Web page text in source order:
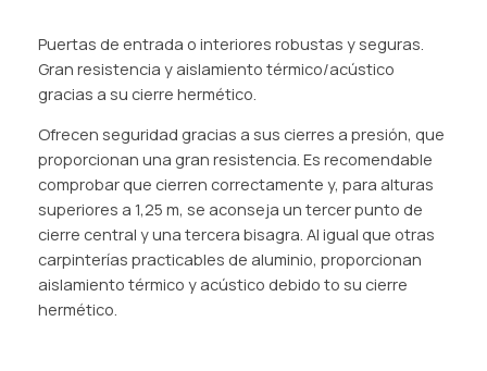
Puertas de entrada o interiores robustas y seguras.
Gran resistencia y aislamiento térmico/acústico
gracias a su cierre hermético.
Ofrecen seguridad gracias a sus cierres a presión, que
proporcionan una gran resistencia. Es recomendable
comprobar que cierren correctamente y, para alturas
superiores a 1,25 m, se aconseja un tercer punto de
cierre central y una tercera bisagra. Al igual que otras
carpinterías practicables de aluminio, proporcionan
aislamiento térmico y acústico debido to su cierre
hermético.